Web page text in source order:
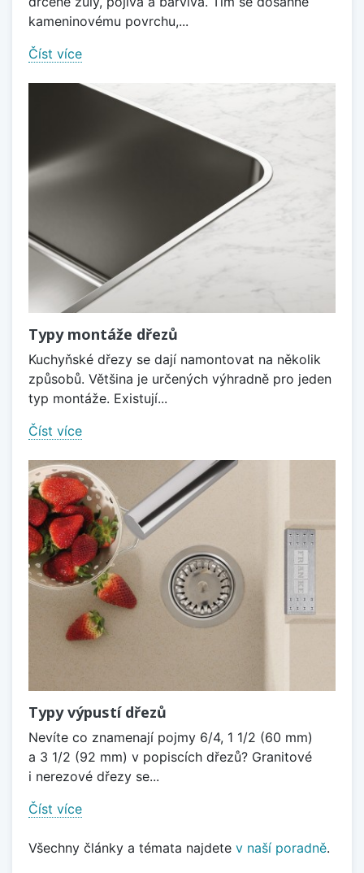
kameninovému povrchu,...
Číst více
Typy montáže dřezů
Kuchyňské dřezy se dají namontovat na několik
způsobů. Většina je určených výhradně pro jeden
typ montáže. Existují...
Číst více
Typy výpustí dřezů
Nevíte co znamenají pojmy 6/4, 1 1/2 (60 mm)
a 3 1/2 (92 mm) v popiscích dřezů? Granitové
i nerezové dřezy se...
Číst více
Všechny články a témata najdete v naší poradně.